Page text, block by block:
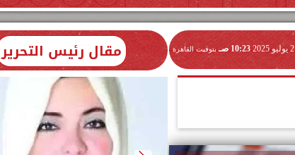
10:23 صـ بتوقيت القاهرة مقال رئيس التحرير